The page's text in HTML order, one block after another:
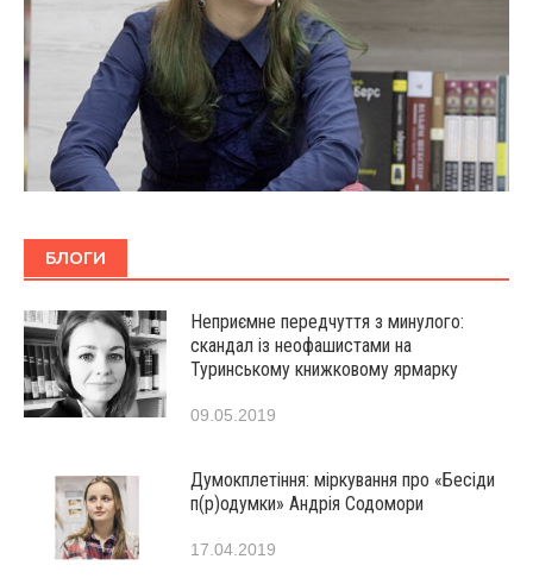
БЛОГИ
Неприємне передчуття з минулого:
скандал із неофашистами на
Туринському книжковому ярмарку
09.05.2019
Думокплетіння: міркування про «Бесіди
п(р)одумки» Андрія Содомори
17.04.2019